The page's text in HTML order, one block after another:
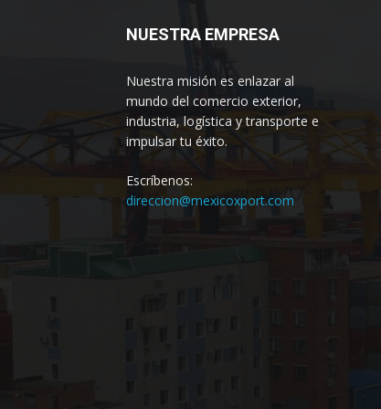
NUESTRA EMPRESA
Nuestra misión es enlazar al
mundo del comercio exterior,
industria, logística y transporte e
impulsar tu éxito.
Escríbenos:
direccion@mexicoxport.com